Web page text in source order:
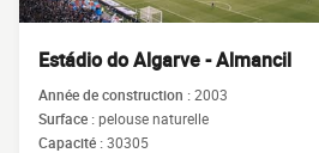
Estádio do Algarve - Almancil
Année de construction :2003
Surface :pelouse naturelle
Capacité :30305